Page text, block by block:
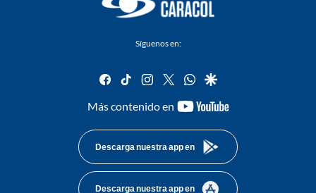
Síguenos en:
facebook
tiktok instagram
twitterwhatsapp
google
Más contenido en
youtube-
Descarga nuestra app en
Descarga nuestra app en